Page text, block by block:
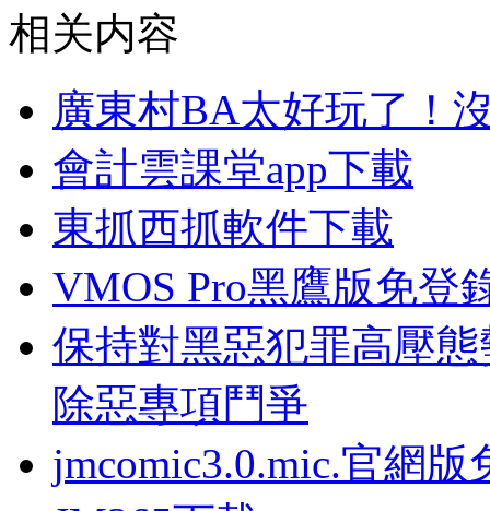
相关内容
廣東村BA太好玩了！
會計雲課堂app下載
東抓西抓軟件下載
VMOS Pro黑鷹版免登
保持對黑惡犯罪高壓
除惡專項鬥爭
jmcomic3.0.mic.官網版